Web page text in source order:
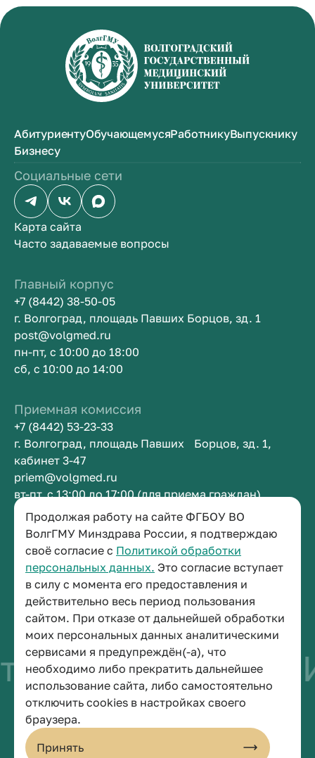
Продолжая работу на сайте ФГБОУ ВО
ВолгГМУ Минздрава России, я подтверждаю
своё согласие с Политикой обработки
персональных данных. Это согласие вступает
в силу с момента его предоставления и
действительно весь период пользования
сайтом. При отказе от дальнейшей обработки
моих персональных данных аналитическими
сервисами я предупреждён(-а), что
необходимо либо прекратить дальнейшее
использование сайта, либо самостоятельно
отключить cookies в настройках своего
браузера.
Принять
АбитуриентуОбучающемусяРаботникуВыпускнику
Бизнесу
Социальные сети
Карта сайта
Часто задаваемые вопросы
Главный корпус
+7 (8442) 38-50-05
г. Волгоград, площадь Павших Борцов, зд. 1
post@volgmed.ru
пн-пт, с 10:00 до 18:00
сб, с 10:00 до 14:00
Приемная комиссия
+7 (8442) 53-23-33
г. Волгоград, площадь Павших Борцов, зд. 1,
кабинет 3-47
priem@volgmed.ru
вт-пт, с 13:00 до 17:00 (для приема граждан)
Приемная ректора
+7 (8442) 38-50-05
г. Волгоград, площадь Павших Борцов, зд. 1,
кабинет 3-11
post@volgmed.ru
пн-пт, с 08.30 до 17.00 (перерыв с 12.30 до 13.00)
быть врачом
© 2026 Волгоградский государственный медицинский университет
Политика конфиденциальности
Политика по обработке персональных данных